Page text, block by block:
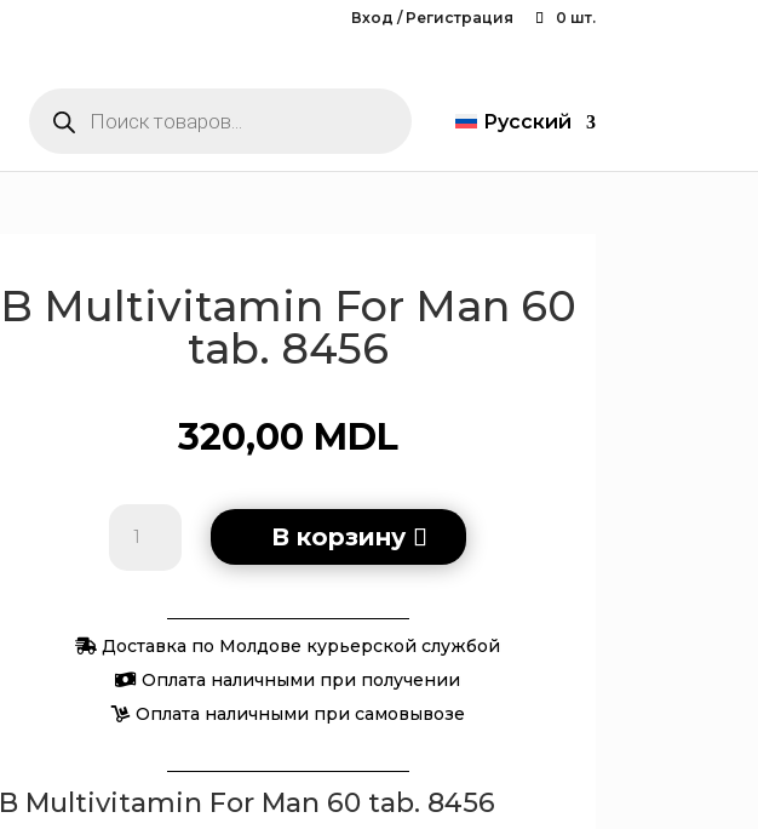
Вход / Регистрация 0 шт.
товаров Русский
B Multivitamin For Man 60
tab. 8456
320,00 MDL
Количество
Multivitamin
For
Man
60
В корзину
Доставка по Молдове курьерской службой
Оплата наличными при получении
Оплата наличными при самовывозе
B Multivitamin For Man 60 tab. 8456